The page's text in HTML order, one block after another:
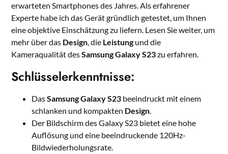
erwarteten Smartphones des Jahres. Als erfahrener
Experte habe ich das Gerät gründlich getestet, um Ihnen
eine objektive Einschätzung zu liefern. Lesen Sie weiter, um
mehr über das Design, die Leistung und die
Kameraqualität desSamsung Galaxy S23zu erfahren.
Schlüsselerkenntnisse:
DasSamsung Galaxy S23 beeindruckt mit einem
schlanken und kompakten Design.
Der Bildschirm des Galaxy S23 bietet eine hohe
Auflösung und eine beeindruckende 120Hz-
Bildwiederholungsrate.